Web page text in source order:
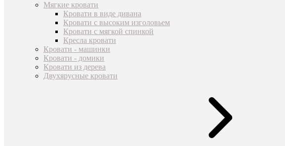
Мягкие кровати
Кровати в виде дивана
Кровати с высоким изголовьем
Кровати с мягкой спинкой
Кресла кровати
Кровати - машинки
Кровати - домики
Кровати из дерева
Двухярусные кровати